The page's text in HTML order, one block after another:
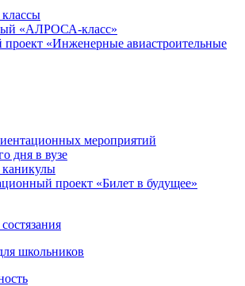
«АЛРОСА-класс»
«Инженерные авиастроительные
мероприятий
дня в вузе
проект «Билет в будущее»
школьников